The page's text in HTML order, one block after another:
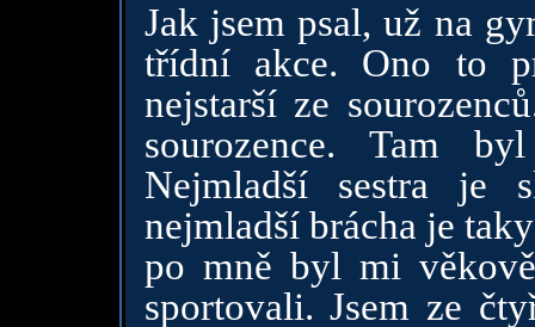
Jak jsem psal, už na
třídní akce. Ono to
nejstarší ze
sourozence. Tam
Nejmladší sestra je
nejmladší brácha je
po mně byl mi
sportovali. Jsem ze